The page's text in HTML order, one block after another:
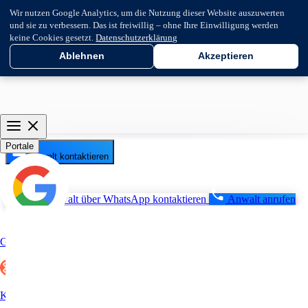
Wir nutzen Google Analytics, um die Nutzung dieser Website auszuwerten
und sie zu verbessern. Das ist freiwillig – ohne Ihre Einwilligung werden
keine Cookies gesetzt.Datenschutzerklärung
Ablehnen Akzeptieren
Anwalt kontaktieren
Anwalt über WhatsApp kontaktieren Anwalt anrufen
Portale
Google
Kununu